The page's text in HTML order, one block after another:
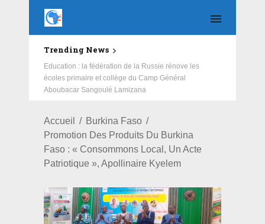
Trending News
Education : la fédération de la Russie rénove les
écoles primaire et collège du Camp Général
Aboubacar Sangoulé Lamizana
Accueil
Burkina Faso
Promotion Des Produits Du Burkina
Faso : « Consommons Local, Un Acte
Patriotique », Apollinaire Kyelem